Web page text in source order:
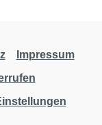
Impressum